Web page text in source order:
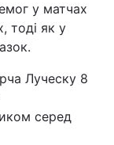
у матчах
тоді як у
Луческу 8
серед